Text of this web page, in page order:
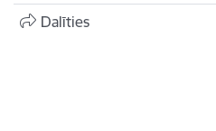
Dalīties